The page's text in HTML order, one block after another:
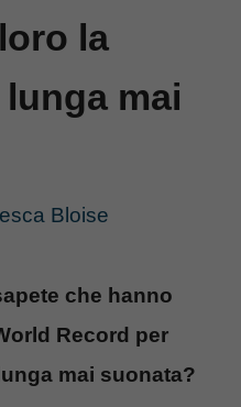
la
mai
Bloise
che hanno
Record per
mai suonata?